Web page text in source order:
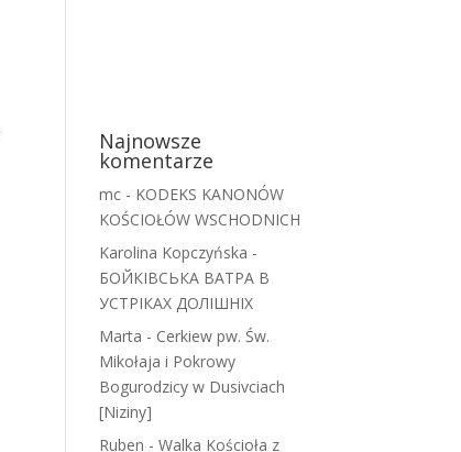
Najnowsze
komentarze
mc - KODEKS KANONÓW
KOŚCIOŁÓW WSCHODNICH
Karolina Kopczyńska -
БОЙКІВСЬКА ВАТРА В
УСТРІКАХ ДОЛІШНІХ
Marta - Cerkiew pw. Św.
Mikołaja i Pokrowy
Bogurodzicy w Dusivciach
[Niziny]
Ruben -Walka Kościoła z